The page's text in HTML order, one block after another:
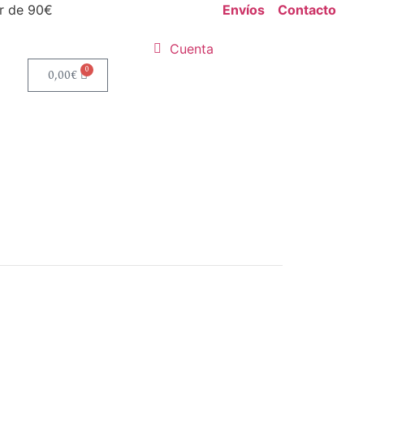
de 90€ Envíos Contacto
Cuenta
0,00€ 0